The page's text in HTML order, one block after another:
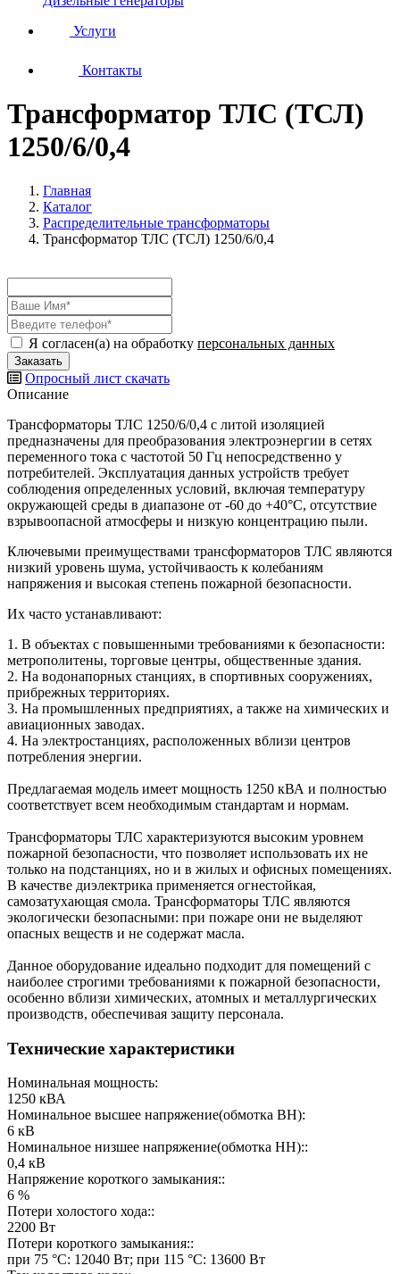
Услуги
Контакты
Трансформатор ТЛС (ТСЛ)
1250/6/0,4
Главная
Каталог
Распределительные трансформаторы
Трансформатор ТЛС (ТСЛ) 1250/6/0,4
Я согласен(а) на обработку персональных данных
Опросный лист скачать
Описание
Трансформаторы ТЛС 1250/6/0,4 с литой изоляцией
предназначены для преобразования электроэнергии в сетях
переменного тока с частотой 50 Гц непосредственно у
потребителей. Эксплуатация данных устройств требует
соблюдения определенных условий, включая температуру
окружающей среды в диапазоне от -60 до +40°С, отсутствие
взрывоопасной атмосферы и низкую концентрацию пыли.
Ключевыми преимуществами трансформаторов ТЛС являются
низкий уровень шума, устойчиваость к колебаниям
напряжения и высокая степень пожарной безопасности.
Их часто устанавливают:
1. В объектах с повышенными требованиями к безопасности:
метрополитены, торговые центры, общественные здания.
2. На водонапорных станциях, в спортивных сооружениях,
прибрежных территориях.
3. На промышленных предприятиях, а также на химических и
авиационных заводах.
4. На электростанциях, расположенных вблизи центров
потребления энергии.
Предлагаемая модель имеет мощность 1250 кВА и полностью
соответствует всем необходимым стандартам и нормам.
Трансформаторы ТЛС характеризуются высоким уровнем
пожарной безопасности, что позволяет использовать их не
только на подстанциях, но и в жилых и офисных помещениях.
В качестве диэлектрика применяется огнестойкая,
самозатухающая смола. Трансформаторы ТЛС являются
экологически безопасными: при пожаре они не выделяют
опасных веществ и не содержат масла.
Данное оборудование идеально подходит для помещений с
наиболее строгими требованиями к пожарной безопасности,
особенно вблизи химических, атомных и металлургических
производств, обеспечивая защиту персонала.
Технические характеристики
Номинальная мощность:
1250 кВА
Номинальное высшее напряжение(обмотка ВН):
6 кВ
Номинальное низшее напряжение(обмотка НН)::
0,4 кВ
Напряжение короткого замыкания::
6 %
Потери холостого хода::
2200 Вт
Потери короткого замыкания::
при 75 °C: 12040 Вт; при 115 °C: 13600 Вт